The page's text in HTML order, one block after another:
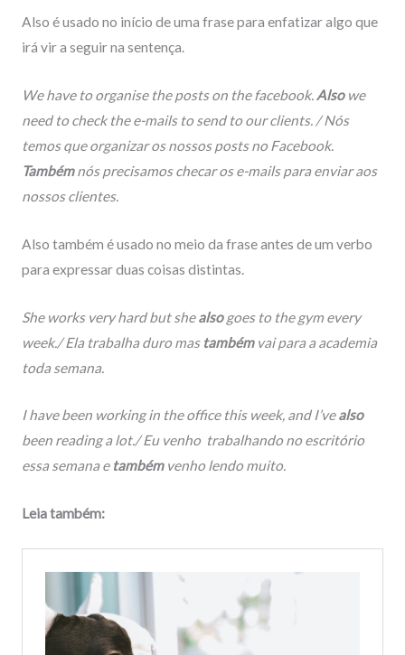
Also é usado no início de uma frase para enfatizar algo que
irá vir a seguir na sentença.
We have to organise the posts on the facebook.Alsowe
need to check the e-mails to send to our clients. / Nós
temos que organizar os nossos posts no Facebook.
Tambémnós precisamos checar os e-mails para enviar aos
nossos clientes.
Also também é usado no meio da frase antes de um verbo
para expressar duas coisas distintas.
She works very hard but shealsogoes to the gym every
week./ Ela trabalha duro mas tambémvai para a academia
toda semana.
I have been working in the office this week, and I’vealso
been reading a lot./ Eu venho trabalhando no escritório
essa semana e tambémvenho lendo muito.
Leia também: